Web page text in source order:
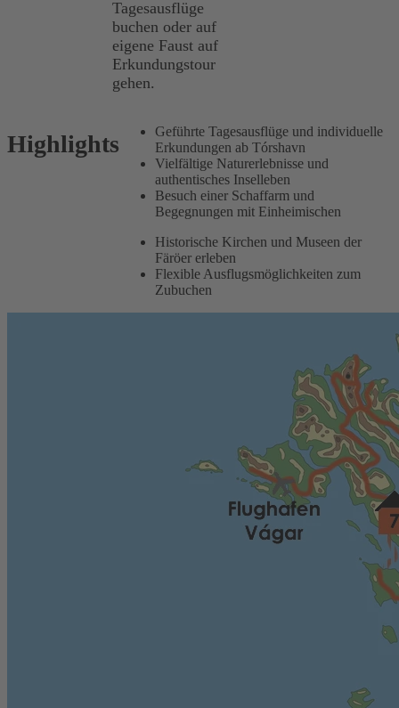
Tagesausflüge
buchen oder auf
eigene Faust auf
Erkundungstour
gehen.
Highlights
Geführte Tagesausflüge und individuelle
Erkundungen ab Tórshavn
Vielfältige Naturerlebnisse und
authentisches Inselleben
Besuch einer Schaffarm und
Begegnungen mit Einheimischen
Historische Kirchen und Museen der
Färöer erleben
Flexible Ausflugsmöglichkeiten zum
Zubuchen